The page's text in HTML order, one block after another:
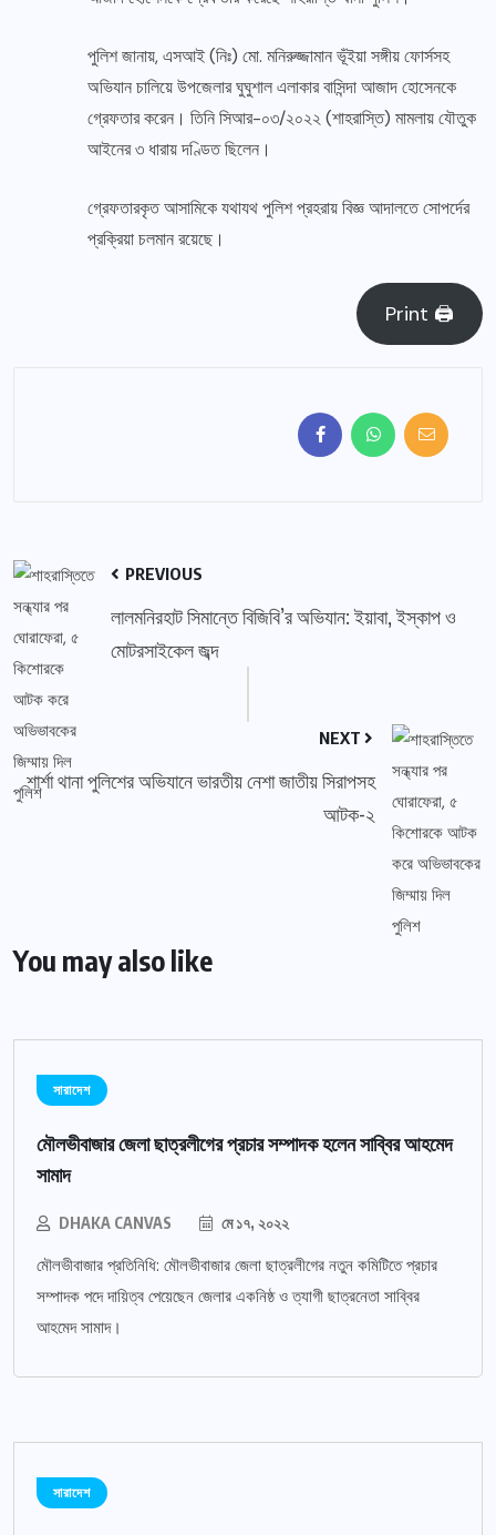
পুলিশ জানায়, এসআই (নিঃ) মো. মনিরুজ্জামান ভূঁইয়া সঙ্গীয় ফোর্সসহ
অভিযান চালিয়ে উপজেলার ঘুঘুশাল এলাকার বাসিন্দা আজাদ হোসেনকে
গ্রেফতার করেন। তিনি সিআর-০৩/২০২২ (শাহরাস্তি) মামলায় যৌতুক
আইনের ৩ ধারায় দণ্ডিত ছিলেন।
গ্রেফতারকৃত আসামিকে যথাযথ পুলিশ প্রহরায় বিজ্ঞ আদালতে সোপর্দের
প্রক্রিয়া চলমান রয়েছে।
Print 🖨
PREVIOUS
লালমনিরহাট সিমান্তে বিজিবি’র অভিযান: ইয়াবা, ইস্কাপ ও
মোটরসাইকেল জব্দ
NEXT
শার্শা থানা পুলিশের অভিযানে ভারতীয় নেশা জাতীয় সিরাপসহ
আটক-২
You may also like
সারাদেশ
মৌলভীবাজার জেলা ছাত্রলীগের প্রচার সম্পাদক হলেন সাব্বির আহমেদ
সামাদ
DHAKA CANVAS মে ১৭, ২০২২
মৌলভীবাজার প্রতিনিধি: মৌলভীবাজার জেলা ছাত্রলীগের নতুন কমিটিতে প্রচার
সম্পাদক পদে দায়িত্ব পেয়েছেন জেলার একনিষ্ঠ ও ত্যাগী ছাত্রনেতা সাব্বির
আহমেদ সামাদ।
সারাদেশ